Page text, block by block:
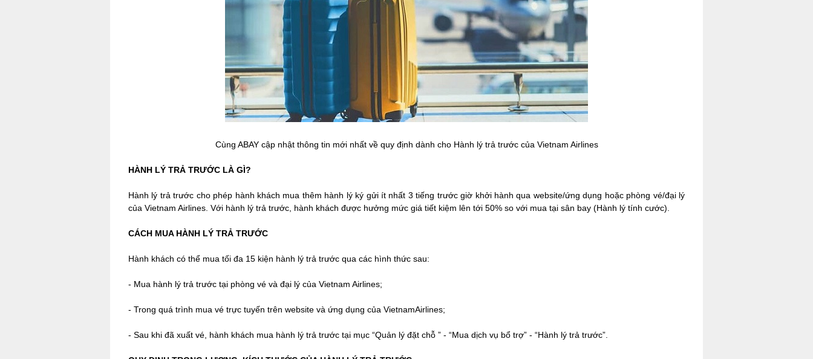
Cùng ABAY cập nhật thông tin mới nhất về quy định dành cho Hành lý trả trước của Vietnam Airlines
HÀNH LÝ TRẢ TRƯỚC LÀ GÌ?
Hành lý trả trước cho phép hành khách mua thêm hành lý ký gửi ít nhất 3 tiếng trước giờ khởi hành qua website/ứng dụng hoặc phòng vé/đại lý
của Vietnam Airlines. Với hành lý trả trước, hành khách được hưởng mức giá tiết kiệm lên tới 50% so với mua tại sân bay (Hành lý tính cước).
CÁCH MUA HÀNH LÝ TRẢ TRƯỚC
Hành khách có thể mua tối đa 15 kiện hành lý trả trước qua các hình thức sau:
- Mua hành lý trả trước tại phòng vé và đại lý của Vietnam Airlines;
- Trong quá trình mua vé trực tuyến trên website và ứng dụng của VietnamAirlines;
- Sau khi đã xuất vé, hành khách mua hành lý trả trước tại mục “Quản lý đặt chỗ ” - “Mua dịch vụ bổ trợ” - “Hành lý trả trước”.